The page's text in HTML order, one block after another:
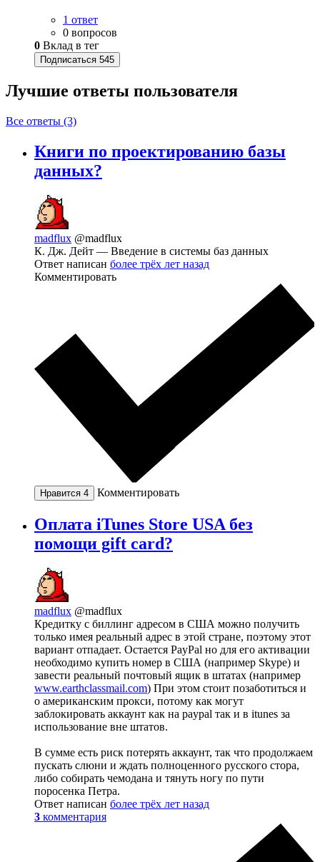
1 ответ
0 вопросов
0 Вклад в тег
Подписаться 545
Лучшие ответы пользователя
Все ответы (3)
Книги по проектированию базы
данных?
madflux @madflux
К. Дж. Дейт — Введение в системы баз данных
Ответ написан более трёх лет назад
Комментировать
Нравится 4 Комментировать
Оплата iTunes Store USA без
помощи gift card?
madflux @madflux
Кредитку с биллинг адресом в США можно получить
только имея реальный адрес в этой стране, поэтому этот
вариант отпадает. Остается PayPal но для его активации
необходимо купить номер в США (например Skype) и
завести реальный почтовый ящик в штатах (например
www.earthclassmail.com) При этом стоит позаботиться и
о американским прокси, потому как могут
заблокировать аккаунт как на paypal так и в itunes за
использование вне штатов.
В сумме есть риск потерять аккаунт, так что продолжаем
пускать слюни и ждать полноценного русского стора,
либо собирать чемодана и тянуть ногу по пути
поросенка Петра.
Ответ написан более трёх лет назад
3 комментария